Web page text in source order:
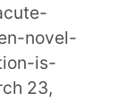
novel-
is-
23,